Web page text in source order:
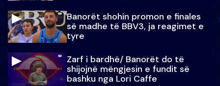
Banorët shohin promon e finales
së madhe të BBV3, ja reagimet e
tyre
Zarf i bardhë/ Banorët do të
shijojnë mëngjesin e fundit së
bashku nga Lori Caffe